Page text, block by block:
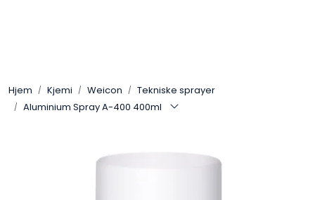
Hjem Kjemi Weicon
Tekniske sprayer
Aluminium Spray A-400 400ml
Batteri / Booster / Lader